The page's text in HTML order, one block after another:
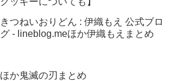
きつねいおりどん : 伊織もえ 公式ブロ
グ - lineblog.meほか伊織もえまとめ
ほか鬼滅の刃まとめ